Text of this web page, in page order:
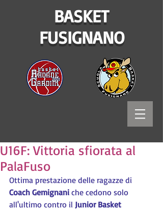
BASKET
FUSIGNANO
U16F: Vittoria sfiorata al
PalaFuso
Ottima prestazione delle ragazze di
Coach Gemignani che cedono solo
all'ultimo contro il Junior Basket